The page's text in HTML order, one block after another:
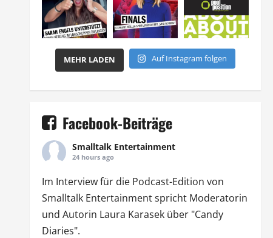
MEHR LADEN Auf Instagram folgen
Facebook-Beiträge
Smalltalk Entertainment
24 hours ago
Im Interview für die Podcast-Edition von
Smalltalk Entertainmentspricht Moderatorin
und Autorin Laura Karaseküber "Candy
Diaries".